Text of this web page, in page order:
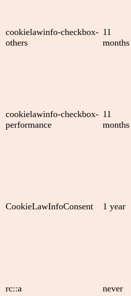
cookielawinfo-checkbox-
others
11
months
cookielawinfo-checkbox-
performance
11
months
CookieLawInfoConsent 1 year
rc::a never